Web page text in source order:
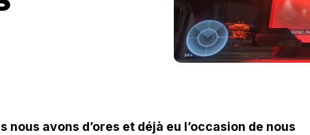
avons d’ores et déjà eu l’occasion de nous